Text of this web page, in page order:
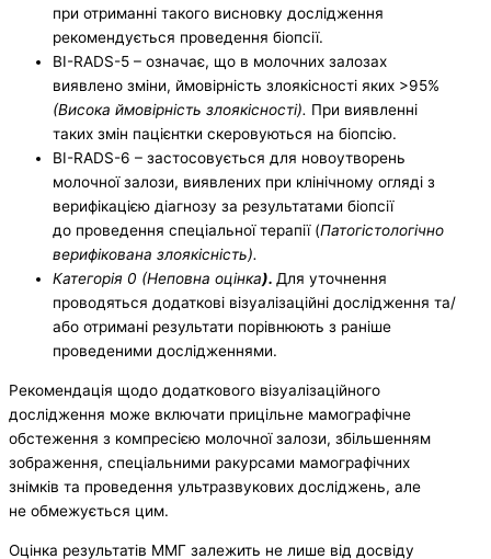
при отриманні такого висновку дослідження
рекомендується проведення біопсії.
BI-RADS-5 – означає, що в молочних залозах
виявлено зміни, ймовірність злоякісності яких >95%
(Висока ймовірність злоякісності). При виявленні
таких змін пацієнтки скеровуються на біопсію.
BI-RADS-6 – застосовується для новоутворень
молочної залози, виявлених при клінічному огляді з
верифікацією діагнозу за результатами біопсії
до проведення спеціальної терапії (Патогістологічно
верифікована злоякісність).
Категорія 0 (Неповна оцінка). Для уточнення
проводяться додаткові візуалізаційні дослідження та/
або отримані результати порівнюють з раніше
проведеними дослідженнями.
Рекомендація щодо додаткового візуалізаційного
дослідження може включати прицільне мамографічне
обстеження з компресією молочної залози, збільшенням
зображення, спеціальними ракурсами мамографічних
знімків та проведення ультразвукових досліджень, але
не обмежується цим.
Оцінка результатів ММГ залежить не лише від досвіду